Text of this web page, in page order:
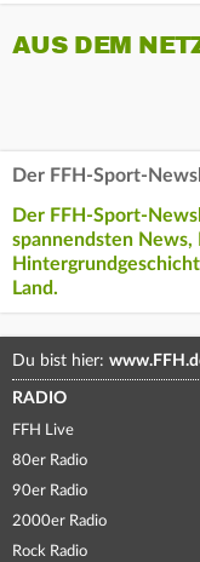
AUS DEM
Der FFH-Sport-
Der FFH-Sport-
spannendsten News,
Land.
Du bist hier:
RADIO
FFH Live
80er Radio
90er Radio
2000er Radio
Rock Radio